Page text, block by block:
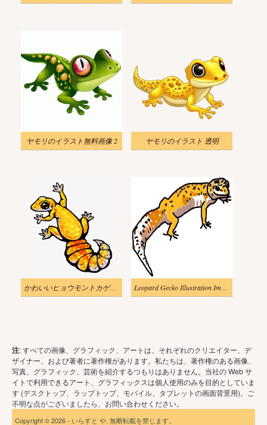
ヤモリのイラスト無料画像 2 ヤモリのイラスト 透明
かわいいヒョウモントカゲモドキのイラスト Leopard Gecko Illustration Image
注: すべての画像、グラフィック、アートは、それぞれのクリエイター、デ
ザイナー、および著者に著作権があります。私たちは、著作権のある画像、
写真、グラフィック、芸術を紹介するつもりはありません。当社の Web サ
イトで利用できるアート、グラフィックスは個人使用のみを目的としていま
す (デスクトップ、ラップトップ、モバイル、タブレットの画面背景用)。ご
不明な点がございましたら、お問い合わせください。
Copyright © 2026 - いらすと や. 無断転載を禁じます。